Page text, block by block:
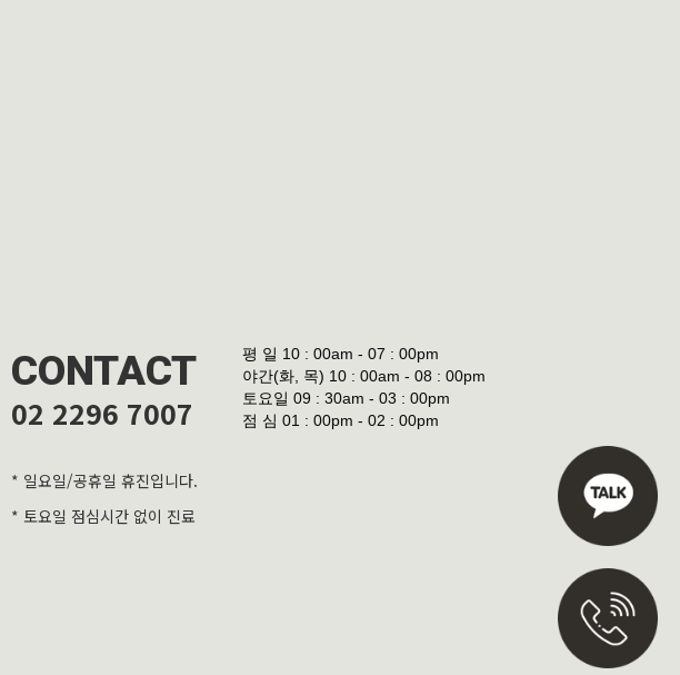
CONTACT
02 2296 7007
* 일요일/공휴일 휴진입니다.
* 토요일 점심시간 없이 진료
평 일 10 : 00am - 07 : 00pm
야간(화, 목) 10 : 00am - 08 : 00pm
토요일 09 : 30am - 03 : 00pm
점 심 01 : 00pm - 02 : 00pm